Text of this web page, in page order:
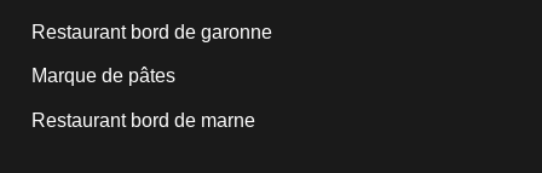
Restaurant bord de garonne
Marque de pâtes
Restaurant bord de marne